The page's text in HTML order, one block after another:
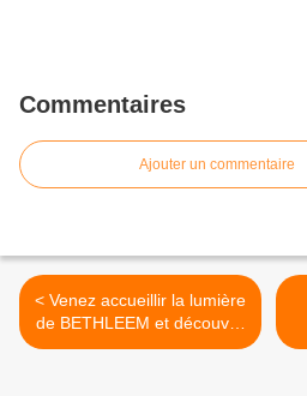
Commentaires
Ajouter un commentaire
< Venez accueillir la lumière
de BETHLEEM et découvrir
les Crèches de la Nativité.